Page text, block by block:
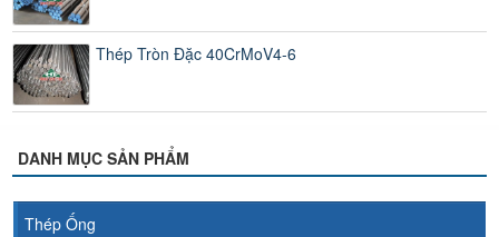
Thép Tròn Đặc 40CrMoV4-6
DANH MỤC SẢN PHẨM
Thép Ống